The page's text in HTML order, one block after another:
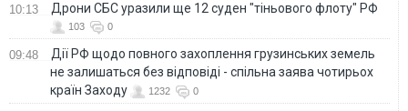
10:13 Дрони СБС уразили ще 12 суден "тіньового флоту" РФ
103 0
09:48
Дії РФ щодо повного захоплення грузинських земель
не залишаться без відповіді - спільна заява чотирьох
країн Заходу
1232 0